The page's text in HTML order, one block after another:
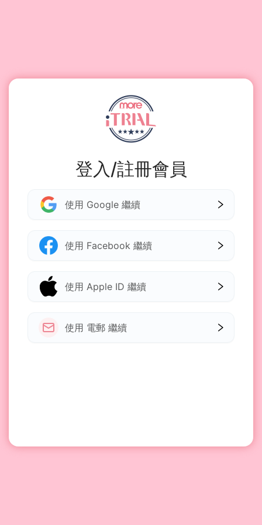
登入/註冊會員
使用 Google 繼續
使用 Facebook 繼續
使用 Apple ID 繼續
使用 電郵 繼續